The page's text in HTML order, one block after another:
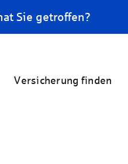
Sie getroffen?
Versicherung finden